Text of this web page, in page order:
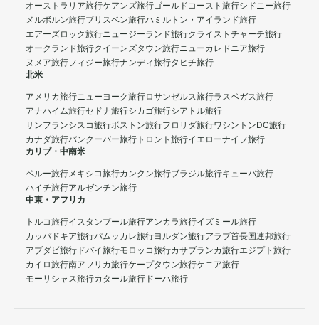
オーストラリア旅行ケアンズ旅行ゴールドコースト旅行シドニー旅行
メルボルン旅行ブリスベン旅行ハミルトン・アイランド旅行
エアーズロック旅行ニュージーランド旅行クライストチャーチ旅行
オークランド旅行クイーンズタウン旅行ニューカレドニア旅行
ヌメア旅行フィジー旅行ナンディ旅行タヒチ旅行
北米
アメリカ旅行ニューヨーク旅行ロサンゼルス旅行ラスベガス旅行
アナハイム旅行セドナ旅行シカゴ旅行シアトル旅行
サンフランシスコ旅行ボストン旅行フロリダ旅行ワシントンDC旅行
カナダ旅行バンクーバー旅行 トロント旅行イエローナイフ旅行
カリブ・中南米
ペルー旅行メキシコ旅行カンクン旅行ブラジル旅行キューバ旅行
ハイチ旅行アルゼンチン旅行
中東・アフリカ
トルコ旅行イスタンブール旅行アンカラ旅行イズミール旅行
カッパドキア旅行パムッカレ旅行ヨルダン旅行アラブ首長国連邦旅行
アブダビ旅行 ドバイ旅行モロッコ旅行カサブランカ旅行エジプト旅行
カイロ旅行南アフリカ旅行ケープタウン旅行ケニア旅行
モーリシャス旅行カタール旅行 ドーハ旅行